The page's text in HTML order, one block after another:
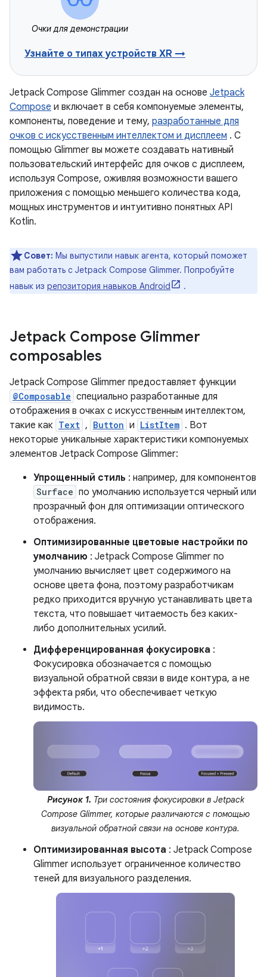
Очки для демонстрации
Узнайте о типах устройств XR →
Jetpack Compose Glimmer создан на основе Jetpack
Compose и включает в себя компонуемые элементы,
компоненты, поведение и тему, разработанные для
очков с искусственным интеллектом и дисплеем . С
помощью Glimmer вы можете создавать нативный
пользовательский интерфейс для очков с дисплеем,
используя Compose, оживляя возможности вашего
приложения с помощью меньшего количества кода,
мощных инструментов и интуитивно понятных API
Kotlin.
Совет: Мы выпустили навык агента, который поможет
вам работать с Jetpack Compose Glimmer. Попробуйте
навык из репозитория навыков Android .
Jetpack Compose Glimmer
composables
Jetpack Compose Glimmer предоставляет функции
@Composable специально разработанные для
отображения в очках с искусственным интеллектом,
такие как Text , Button и ListItem . Вот
некоторые уникальные характеристики компонуемых
элементов Jetpack Compose Glimmer:
Упрощенный стиль : например, для компонентов
Surface по умолчанию используется черный или
прозрачный фон для оптимизации оптического
отображения.
Оптимизированные цветовые настройки по
умолчанию : Jetpack Compose Glimmer по
умолчанию вычисляет цвет содержимого на
основе цвета фона, поэтому разработчикам
редко приходится вручную устанавливать цвета
текста, что повышает читаемость без каких-
либо дополнительных усилий.
Дифференцированная фокусировка :
Фокусировка обозначается с помощью
визуальной обратной связи в виде контура, а не
эффекта ряби, что обеспечивает четкую
видимость.
Рисунок 1. Три состояния фокусировки в Jetpack
Compose Glimmer, которые различаются с помощью
визуальной обратной связи на основе контура.
Оптимизированная высота : Jetpack Compose
Glimmer использует ограниченное количество
теней для визуального разделения.